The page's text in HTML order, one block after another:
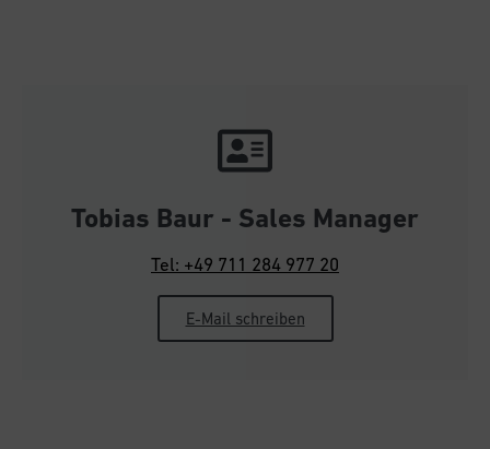
Tobias Baur - Sales Manager
Tel: +49 711 284 977 20
E-Mail schreiben